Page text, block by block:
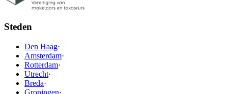
Steden
Den Haag·
Amsterdam·
Rotterdam·
Utrecht·
Breda·
Groningen·